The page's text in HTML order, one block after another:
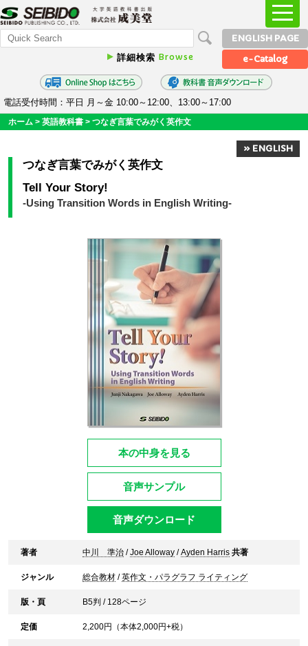
詳細検索 Browse
ENGLISH PAGE
e-Catalog
電話受付時間：平日 月～金 10:00～12:00、13:00～17:00
ホーム > 英語教科書 > つなぎ言葉でみがく英作文
» ENGLISH
つなぎ言葉でみがく英作文
Tell Your Story!
-Using Transition Words in English Writing-
本の中身を見る
音声サンプル
音声ダウンロード
著者 中川 準治 /Joe Alloway /Ayden Harris 共著
ジャンル 総合教材 /英作文・パラグラフ ライティング
版・頁 B5判 / 128ページ
定価 2,200円（本体2,000円+税）